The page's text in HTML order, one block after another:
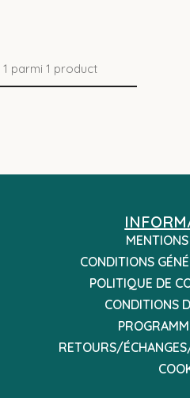
1 parmi 1 product
CONDITIONS
POLITIQUE DE
CONDITIONS
RETOURS/